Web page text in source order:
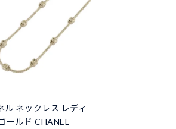
ル ネックレス レディ
ールド CHANEL